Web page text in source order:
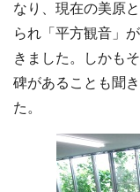
なり、現在の美原
られ「平方観音」
きました。しかも
碑があることも聞
た。